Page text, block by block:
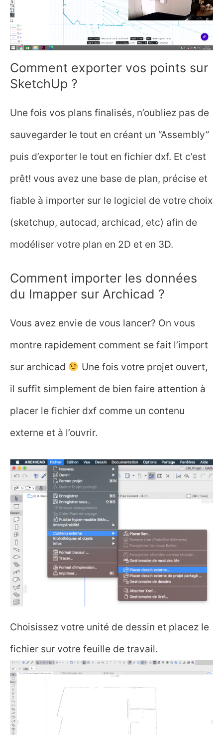
Comment exporter vos points sur
SketchUp ?
Une fois vos plans finalisés, n’oubliez pas de
sauvegarder le tout en créant un “Assembly”
puis d’exporter le tout en fichier dxf. Et c’est
prêt! vous avez une base de plan, précise et
fiable à importer sur le logiciel de votre choix
(sketchup, autocad, archicad, etc) afin de
modéliser votre plan en 2D et en 3D.
Comment importer les données
du Imapper sur Archicad ?
Vous avez envie de vous lancer? On vous
montre rapidement comment se fait l’import
sur archicad
Une fois votre projet ouvert,
il suffit simplement de bien faire attention à
placer le fichier dxf comme un contenu
externe et à l’ouvrir.
Choisissez votre unité de dessin et placez le
fichier sur votre feuille de travail.